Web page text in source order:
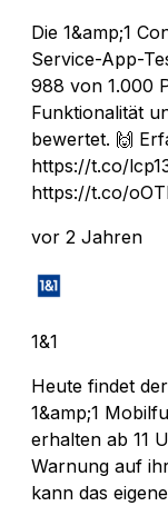
Die 1&amp;1
Service-App-
988 von 1.000
Funktionalität
bewertet. 🙌
https://t.co/
https://t.co/
vor 2 Jahren
1&1
Heute findet
1&amp;1
erhalten ab 11
Warnung auf
kann das